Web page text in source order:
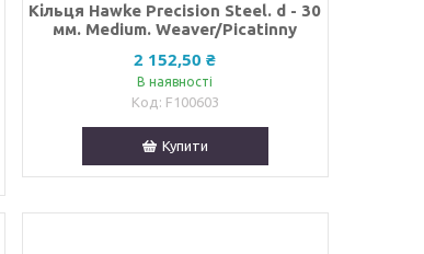
Кільця Hawke Precision Steel. d - 30
мм. Medium. Weaver/Picatinny
2 152,50 ₴
В наявності
F100603
Купити